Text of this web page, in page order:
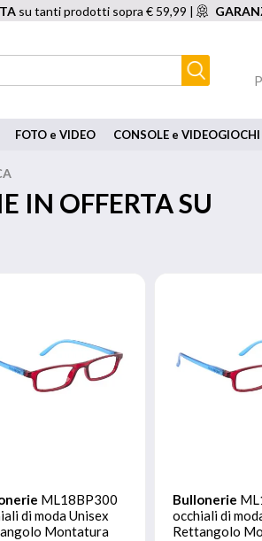
su tanti prodotti sopra € 59,99 |
FOTO e VIDEO CONSOLE e VIDEOGIOCHI
IN OFFERTA SU
ML18BP300
di moda Unisex
Montatura
Bullonerie
occhiali di
Rettangolo